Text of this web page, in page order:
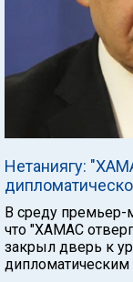
Нетаниягу:
В среду премьер-
что "ХАМАС
закрыл дверь к
дипломатическим